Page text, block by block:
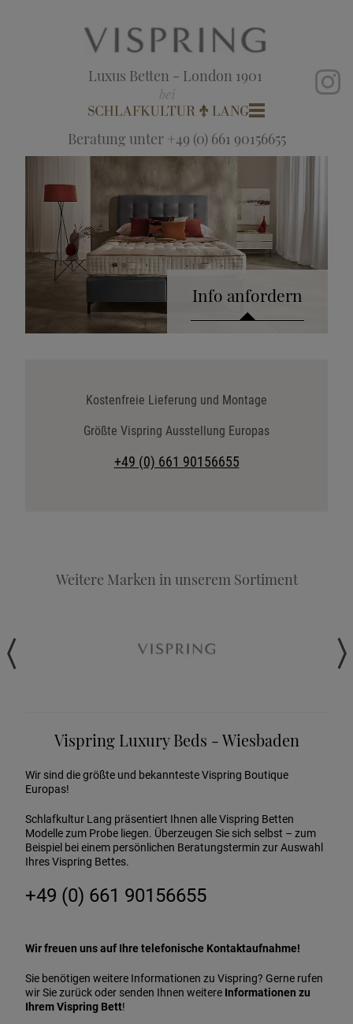
Luxus Betten - London 1901
Beratung unter +49 (0) 661 90156655
Info anfordern
Stoffkollektion anfordern
Telefonische Beratung anfordern
Kostenfreie Lieferung und Montage
Größte Vispring Ausstellung Europas
+49 (0) 661 90156655
Weitere Marken in unserem Sortiment
Vispring Luxury Beds - Wiesbaden
Wir sind die größte und bekannteste Vispring Boutique
Europas!
Schlafkultur Lang präsentiert Ihnen alle Vispring Betten
Modelle zum Probe liegen. Überzeugen Sie sich selbst – zum
Beispiel bei einem persönlichen Beratungstermin zur Auswahl
Ihres Vispring Bettes.
+49 (0) 661 90156655
Wir freuen uns auf Ihre telefonische Kontaktaufnahme!
Sie benötigen weitere Informationen zu Vispring? Gerne rufen
wir Sie zurück oder senden Ihnen weitere Informationen zu
Ihrem Vispring Bett!